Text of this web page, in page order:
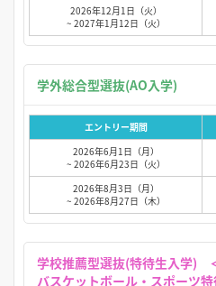
2026年12月1日（火）
~ 2027年1月12日（火）
エントリー期間
2026年6月1日（月）
~ 2026年6月23日（火）
2026年8月3日（月）
~ 2026年8月27日（木）
学校推薦型選抜(特待生入学)